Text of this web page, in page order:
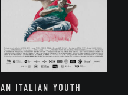
AN ITALIAN YOUTH